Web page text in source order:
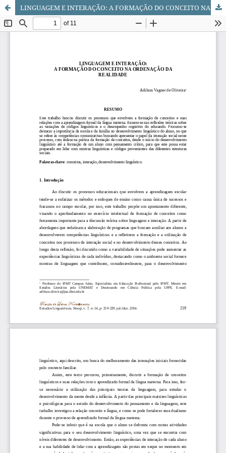
LINGUAGEM E INTERAÇÃO: A FORMAÇÃO DO CONCEITO NA ORDENAÇÃO DA REALIDADE